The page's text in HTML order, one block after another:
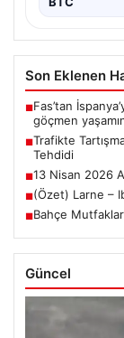
Son Eklenen
■Fas’tan
göçmen
■Trafikte
Tehdidi
■13 Nisan 2026
■(Özet) Larne –
■Bahçe
Güncel